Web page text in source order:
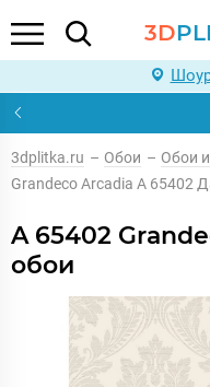
3D
3dplitka.ru – Обои – Обои
Grandeco Arcadia A 65402
A 65402
обои